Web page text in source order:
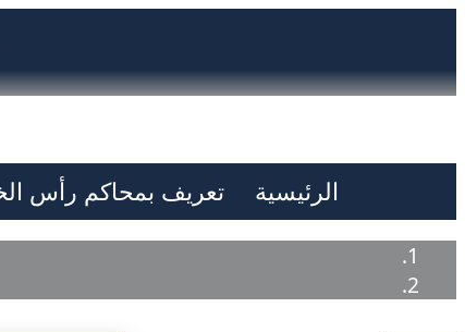
الرئيسية تعريف بمحاكم رأس